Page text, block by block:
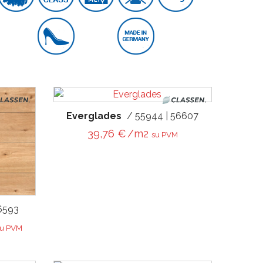
39,76 €.
price is: 23,57 €.
PVM
Everglades / 55944 | 56607
39,76 €/m2 su PVM